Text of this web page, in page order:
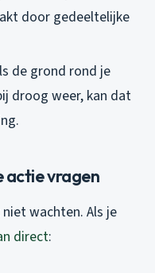
door gedeeltelijke
de grond rond je
droog weer, kan dat
actie vragen
wachten. Als je
direct: